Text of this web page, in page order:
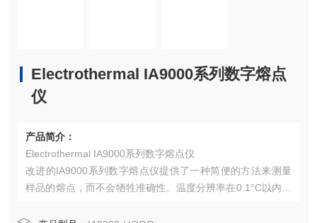
Electrothermal IA9000系列数字熔点
仪
产品简介：
Electrothermal IA9000系列数字熔点仪
改进的IA9000系列数字熔点仪提供了一种简便的方法来测量
样品的熔点，而不会牺牲准确性。温度分辨率在0.1°C以内。